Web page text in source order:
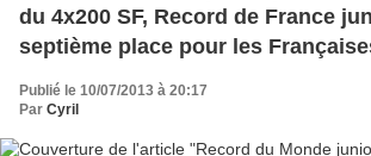
du 4x200 SF, Record de France
septième place pour les
Publié le 10/07/2013 à 20:17
Par Cyril